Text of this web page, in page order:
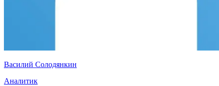
Василий Солодянкин
Аналитик